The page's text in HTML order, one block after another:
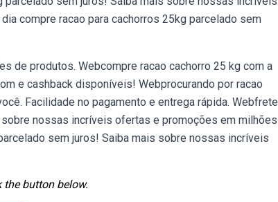
compre racao para cachorros 25kg parcelado sem
de produtos. Webcompre racao cachorro 25 kg com a
e cashback disponíveis! Webprocurando por racao
Facilidade no pagamento e entrega rápida. Webfrete
nossas incríveis ofertas e promoções em milhões
sem juros! Saiba mais sobre nossas incríveis
button below.